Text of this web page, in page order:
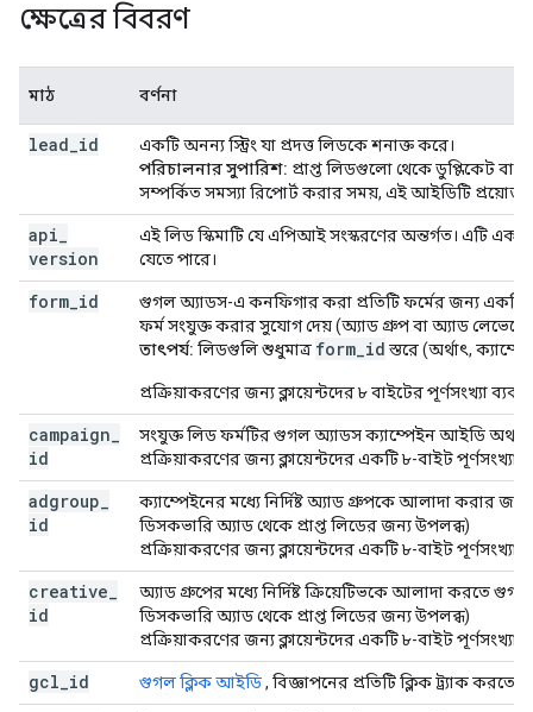
ক্ষেত্রের বিবরণ
মাঠ বর্ণনা
lead id
একটি অনন্য স্ট্রিং যা প্রদত্ত লিডকে শনাক্ত করে।
পরিচালনার সুপারিশ: প্রাপ্ত লিডগুলো থেকে ডুপ্লিকেট
সম্পর্কিত সমস্যা রিপোর্ট করার সময়, এই আইডিটি
api
version
এই লিড স্কিমাটি যে এপিআই সংস্করণের অন্তর্গত। এটি
যেতে পারে।
form id
গুগল অ্যাডস-এ কনফিগার করা প্রতিটি ফর্মের জন্য একটি
ফর্ম সংযুক্ত করার সুযোগ দেয় (অ্যাড গ্রুপ বা অ্যাড লেভেলে
তাৎপর্য: লিডগুলি শুধুমাত্র form_id স্তরে (অর্থাৎ,
প্রক্রিয়াকরণের জন্য ক্লায়েন্টদের ৮ বাইটের পূর্ণসংখ্যা
campaign
id
সংযুক্ত লিড ফর্মটির গুগল অ্যাডস ক্যাম্পেইন আইডি
প্রক্রিয়াকরণের জন্য ক্লায়েন্টদের একটি ৮-বাইট পূর্ণসংখ্যা
adgroup
id
ক্যাম্পেইনের মধ্যে নির্দিষ্ট অ্যাড গ্রুপকে আলাদা করার
ডিসকভারি অ্যাড থেকে প্রাপ্ত লিডের জন্য উপলব্ধ)
প্রক্রিয়াকরণের জন্য ক্লায়েন্টদের একটি ৮-বাইট পূর্ণসংখ্যা
creative
id
অ্যাড গ্রুপের মধ্যে নির্দিষ্ট ক্রিয়েটিভকে আলাদা করতে
ডিসকভারি অ্যাড থেকে প্রাপ্ত লিডের জন্য উপলব্ধ)
প্রক্রিয়াকরণের জন্য ক্লায়েন্টদের একটি ৮-বাইট পূর্ণসংখ্যা
gcl id গুগল ক্লিক আইডি, বিজ্ঞাপনের প্রতিটি ক্লিক ট্র্যাক